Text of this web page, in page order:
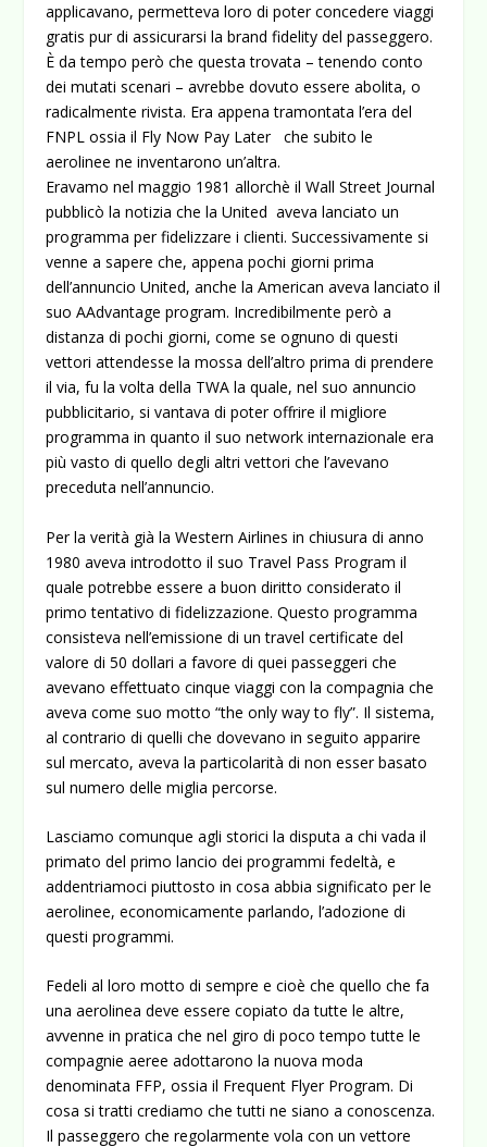
applicavano, permetteva loro di poter concedere viaggi
gratis pur di assicurarsi la brand fidelity del passeggero.
È da tempo però che questa trovata – tenendo conto
dei mutati scenari – avrebbe dovuto essere abolita, o
radicalmente rivista. Era appena tramontata l’era del
FNPL ossia il Fly Now Pay Later che subito le
aerolinee ne inventarono un’altra.
Eravamo nel maggio 1981 allorchè il Wall Street Journal
pubblicò la notizia che la United aveva lanciato un
programma per fidelizzare i clienti. Successivamente si
venne a sapere che, appena pochi giorni prima
dell’annuncio United, anche la American aveva lanciato il
suo AAdvantage program. Incredibilmente però a
distanza di pochi giorni, come se ognuno di questi
vettori attendesse la mossa dell’altro prima di prendere
il via, fu la volta della TWA la quale, nel suo annuncio
pubblicitario, si vantava di poter offrire il migliore
programma in quanto il suo network internazionale era
più vasto di quello degli altri vettori che l’avevano
preceduta nell’annuncio.
Per la verità già la Western Airlines in chiusura di anno
1980 aveva introdotto il suo Travel Pass Program il
quale potrebbe essere a buon diritto considerato il
primo tentativo di fidelizzazione. Questo programma
consisteva nell’emissione di un travel certificate del
valore di 50 dollari a favore di quei passeggeri che
avevano effettuato cinque viaggi con la compagnia che
aveva come suo motto “the only way to fly”. Il sistema,
al contrario di quelli che dovevano in seguito apparire
sul mercato, aveva la particolarità di non esser basato
sul numero delle miglia percorse.
Lasciamo comunque agli storici la disputa a chi vada il
primato del primo lancio dei programmi fedeltà, e
addentriamoci piuttosto in cosa abbia significato per le
aerolinee, economicamente parlando, l’adozione di
questi programmi.
Fedeli al loro motto di sempre e cioè che quello che fa
una aerolinea deve essere copiato da tutte le altre,
avvenne in pratica che nel giro di poco tempo tutte le
compagnie aeree adottarono la nuova moda
denominata FFP, ossia il Frequent Flyer Program. Di
cosa si tratti crediamo che tutti ne siano a conoscenza.
Il passeggero che regolarmente vola con un vettore